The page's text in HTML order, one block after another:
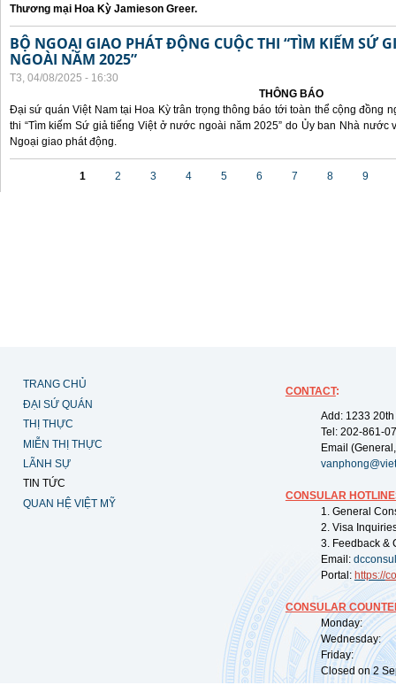
Thương mại Hoa Kỳ Jamieson Greer.
BỘ NGOẠI GIAO PHÁT ĐỘNG CUỘC THI “TÌM KIẾM SỨ
NGOÀI NĂM 2025”
T3, 04/08/2025 - 16:30
THÔNG BÁO
Đại sứ quán Việt Nam tại Hoa Kỳ trân trọng thông báo tới toàn thể cộng đồng
thi “Tìm kiếm Sứ giả tiếng Việt ở nước ngoài năm 2025” do Ủy ban Nhà
Ngoại giao phát động.
1 2 3 4 5 6 7 8 9
TRANG CHỦ
ĐẠI SỨ QUÁN
THỊ THỰC
MIỄN THỊ THỰC
LÃNH SỰ
TIN TỨC
QUAN HỆ VIỆT MỸ
CONTACT:
Add: 1233
Tel: 202-861-
Email
CONSULAR
1. General
2. Visa
3. Feedback &
Email:
Portal: https://
CONSULAR
Monday:
Wednesday:
Friday:
Closed on 2